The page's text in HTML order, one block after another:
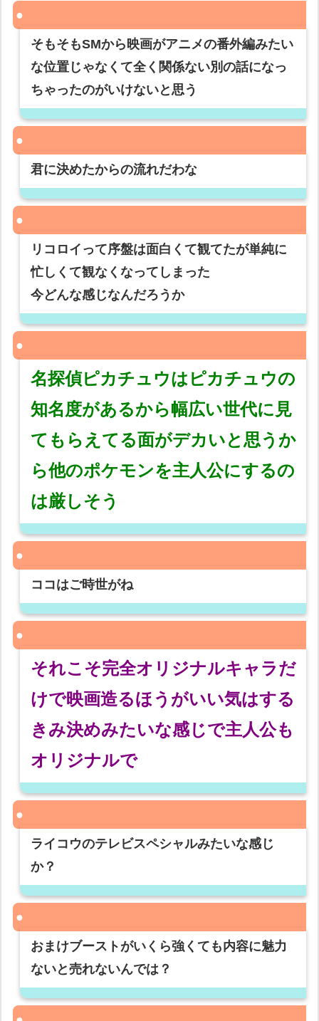
そもそもSMから映画がアニメの番外編みたい
な位置じゃなくて全く関係ない別の話になっ
ちゃったのがいけないと思う
君に決めたからの流れだわな
リコロイって序盤は面白くて観てたが単純に
忙しくて観なくなってしまった
今どんな感じなんだろうか
名探偵ピカチュウはピカチュウの
知名度があるから幅広い世代に見
てもらえてる面がデカいと思うか
ら他のポケモンを主人公にするの
は厳しそう
ココはご時世がね
それこそ完全オリジナルキャラだ
けで映画造るほうがいい気はする
きみ決めみたいな感じで主人公も
オリジナルで
ライコウのテレビスペシャルみたいな感じ
か？
おまけブーストがいくら強くても内容に魅力
ないと売れないんでは？